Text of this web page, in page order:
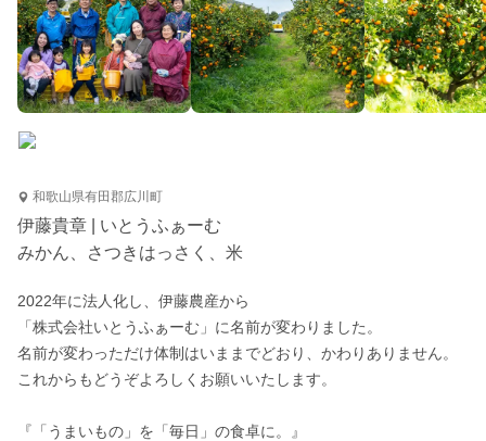
和歌山県有田郡広川町
伊藤貴章 | いとうふぁーむ
みかん、さつきはっさく、米
2022年に法人化し、伊藤農産から
「株式会社いとうふぁーむ」に名前が変わりました。
名前が変わっただけ体制はいままでどおり、かわりありません。
これからもどうぞよろしくお願いいたします。
『「うまいもの」を「毎日」の食卓に。』